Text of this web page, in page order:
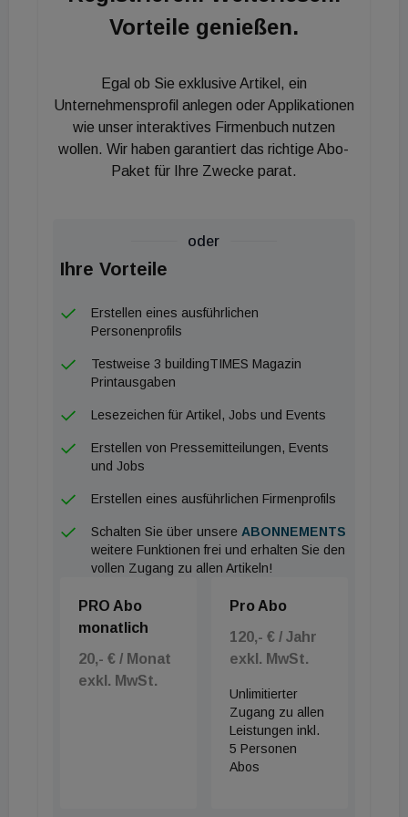
Unternehmen.
gesetzt, keine Produktionsreste zu deponieren, und
strebt an, bis 2030 keine Porenbeton- oder
Kalksandstein-Reste mehr zu entsorgen. Um die
Recyclingfähigkeit ihrer Produkte weiter
Recyclingunternehmen zu erhalten, und entwickelt
mit Unterstützung der eigenen Xella Technologie-
Produkte auf Basis von zerkleinertem und
gemahlenem Porenbeton-Grobmaterial sowie
leichteren Materialien.
Investitionen in Sicherheit und Compliance
Auch bei den sozialen Zielen hat Xella Fortschritte
Mitarbeitenden. Im vergangenen Jahr sank die Zahl
der Unfälle um 36 Prozent. Zudem hat Xella
Radmila Petrovic als Chief Legal and Compliance
Gruppeberufen, um die Themen Governance und
Compliance noch stärker in der Führungsspitze des
Unternehmens zu verankern.
Cécile Fages, Chief Sustainability and
Communications Officer der Xella Gruppe, sagt:
"Wir bei Xella wissen, dass wir eine große
Vorteile genießen.
Egal ob Sie exklusive Artikel, ein
Unternehmensprofil anlegen oder Applikationen
wie unser interaktives Firmenbuch nutzen
wollen. Wir haben garantiert das richtige Abo-
Paket für Ihre Zwecke parat.
oder
Ihre Vorteile
Erstellen eines ausführlichen
Personenprofils
Testweise 3 buildingTIMES Magazin
Printausgaben
Lesezeichen für Artikel, Jobs und Events
Erstellen von Pressemitteilungen, Events
und Jobs
Erstellen eines ausführlichen Firmenprofils
Schalten Sie über unsere ABONNEMENTS
weitere Funktionen frei und erhalten Sie den
vollen Zugang zu allen Artikeln!
PRO Abo
monatlich
20,- € / Monat
exkl. MwSt.
Pro Abo
120,- € / Jahr
exkl. MwSt.
Unlimitierter
Zugang zu allen
Leistungen inkl.
5 Personen
Abos